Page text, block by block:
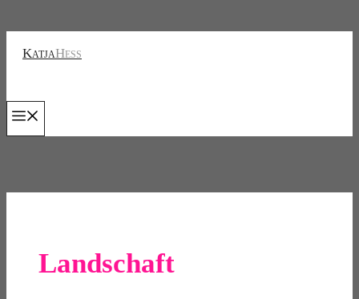
InhaltKatjaHess
Landschaft